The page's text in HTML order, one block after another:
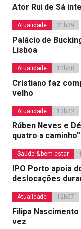
Ator Rui de Sá
Atualidade 21h39
Palácio de
Lisboa
Atualidade 12h58
Cristiano faz
velho
Atualidade 13h22
Rúben Neves e
quatro a caminho”
Saúde & bem-estar
IPO Porto apoia
deslocações
Atualidade 12h57
Filipa
vez